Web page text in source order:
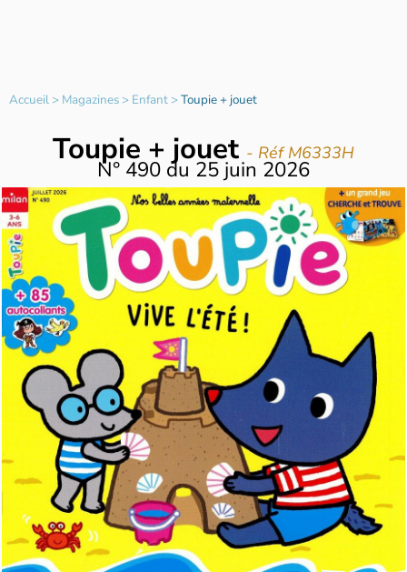
Accueil> Magazines> Enfant>Toupie + jouet
Toupie + jouet - Réf M6333H
N° 490 du 25 juin 2026